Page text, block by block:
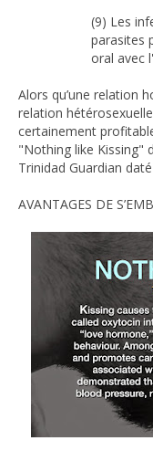
(9) Les
parasites
oral avec
Alors qu’une relation
relation
certainement
"Nothing like Kissing"
Trinidad Guardian
AVANTAGES DE